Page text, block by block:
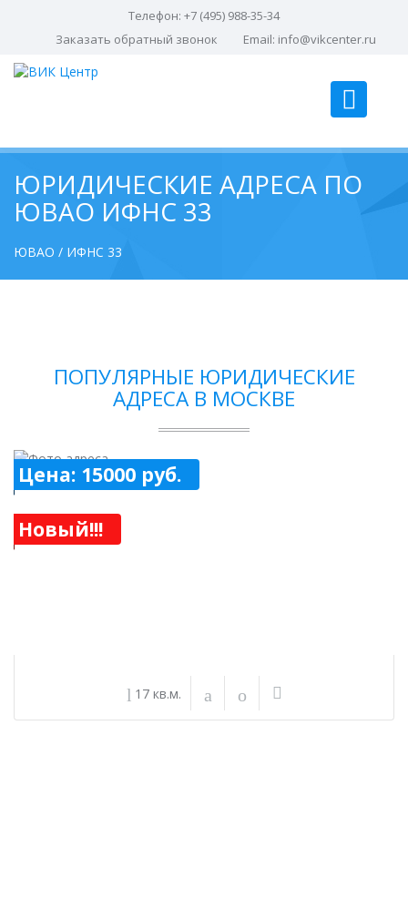
Телефон: +7 (495) 988-35-34
Заказать обратный звонок
Email: info@vikcenter.ru
ЮРИДИЧЕСКИЕ АДРЕСА ПО
ЮВАО ИФНС 33
ЮВАО ИФНС 33
ПОПУЛЯРНЫЕ ЮРИДИЧЕСКИЕ
АДРЕСА В МОСКВЕ
Цена: 15000 руб.
Новый!!!
17 кв.м.